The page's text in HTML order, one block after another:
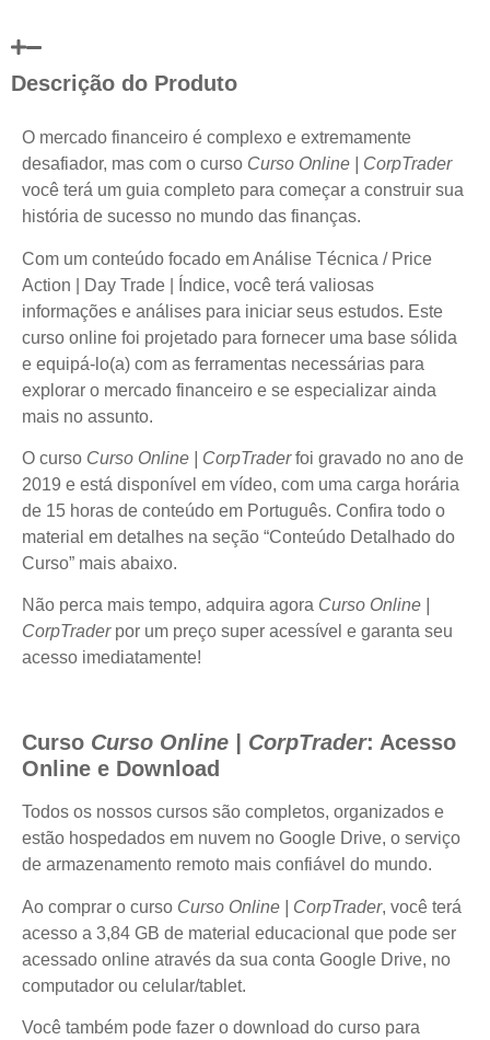
Descrição do Produto
O mercado financeiro é complexo e extremamente
desafiador, mas com o curso Curso Online | CorpTrader
você terá um guia completo para começar a construir sua
história de sucesso no mundo das finanças.
Com um conteúdo focado em Análise Técnica / Price
Action | Day Trade | Índice, você terá valiosas
informações e análises para iniciar seus estudos. Este
curso online foi projetado para fornecer uma base sólida
e equipá-lo(a) com as ferramentas necessárias para
explorar o mercado financeiro e se especializar ainda
mais no assunto.
O curso Curso Online | CorpTraderfoi gravado no ano de
2019 e está disponível em vídeo, com uma carga horária
de 15 horas de conteúdo em Português. Confira todo o
material em detalhes na seção “Conteúdo Detalhado do
Curso” mais abaixo.
Não perca mais tempo, adquira agora Curso Online |
CorpTraderpor um preço super acessível e garanta seu
acesso imediatamente!
Curso Curso Online | CorpTrader: Acesso
Online e Download
Todos os nossos cursos são completos, organizados e
estão hospedados em nuvem no Google Drive, o serviço
de armazenamento remoto mais confiável do mundo.
Ao comprar o curso Curso Online | CorpTrader, você terá
acesso a 3,84 GB de material educacional que pode ser
acessado online através da sua conta Google Drive, no
computador ou celular/tablet.
Você também pode fazer o download do curso para